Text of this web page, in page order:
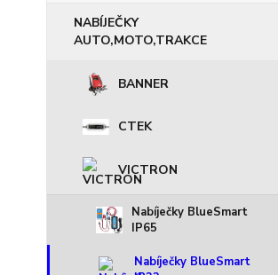
NABÍJEČKY
AUTO,MOTO,TRAKCE
BANNER
CTEK
VICTRON
Nabíječky BlueSmart
IP65
Nabíječky BlueSmart